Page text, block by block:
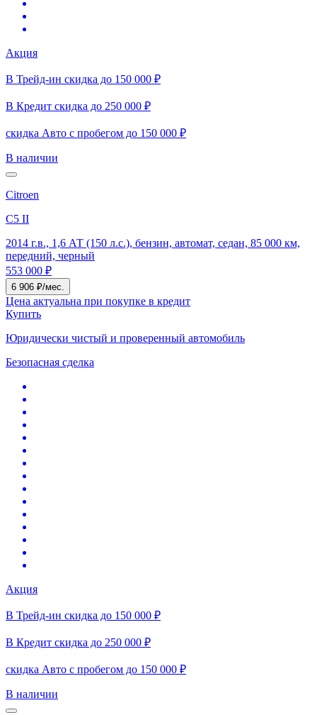
Акция
В Трейд-ин скидка до 150 000 ₽
В Кредит скидка до 250 000 ₽
скидка Авто с пробегом до 150 000 ₽
В наличии
Citroen
C5 II
2014 г.в., 1,6 АТ (150 л.с.), бензин, автомат, седан, 85 000 км,
передний, черный
553 000 ₽
6 906 ₽/мес.
Цена актуальна при покупке в кредит
Купить
Юридически чистый и проверенный автомобиль
Безопасная сделка
Акция
В Трейд-ин скидка до 150 000 ₽
В Кредит скидка до 250 000 ₽
скидка Авто с пробегом до 150 000 ₽
В наличии